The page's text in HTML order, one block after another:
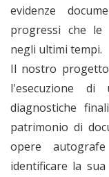
evidenze
progressi che le
negli ultimi tempi.
Il nostro
l'esecuzione di
diagnostiche
patrimonio di
opere
identificare la